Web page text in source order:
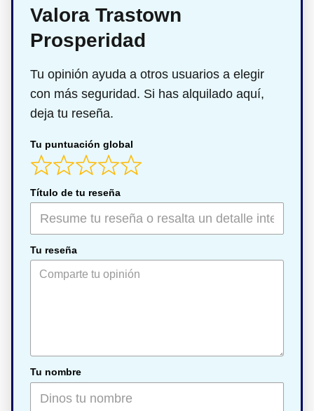
Valora Trastown
Prosperidad
Tu opinión ayuda a otros usuarios a elegir
con más seguridad. Si has alquilado aquí,
deja tu reseña.
Tu puntuación global
Título de tu reseña
Tu reseña
Tu nombre